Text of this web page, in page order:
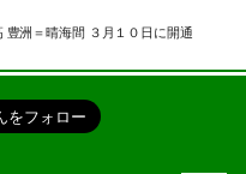
豊洲＝晴海間 ３月１０日に開通